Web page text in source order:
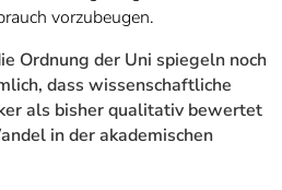
vorzubeugen.
Ordnung der Uni spiegeln noch
dass wissenschaftliche
als bisher qualitativ bewertet
in der akademischen